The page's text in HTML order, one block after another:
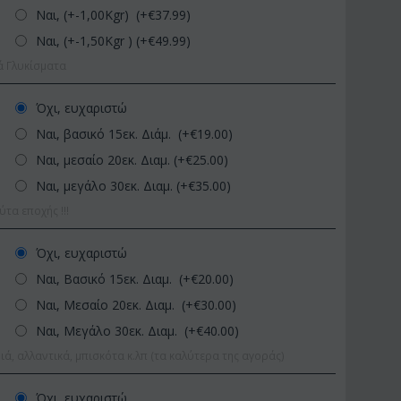
ΚΩΔΙΚΟΣ:
γυάλινο βάζο
€ 45.00 €39.99
Ποιοτική Γλά...
Ναι, (+-1,00Kgr) (+€37.99)
Ναι, (+-1,50Kgr ) (+€49.99)
Όχι, ευχαριστώ
Ναι, βασικό 15εκ. Διάμ. (+€19.00)
Ναι, μεσαίο 20εκ. Διαμ. (+€25.00)
Ναι, μεγάλο 30εκ. Διαμ. (+€35.00)
Όχι, ευχαριστώ
Ναι, Βασικό 15εκ. Διαμ. (+€20.00)
Ναι, Μεσαίο 20εκ. Διαμ. (+€30.00)
Ναι, Μεγάλο 30εκ. Διαμ. (+€40.00)